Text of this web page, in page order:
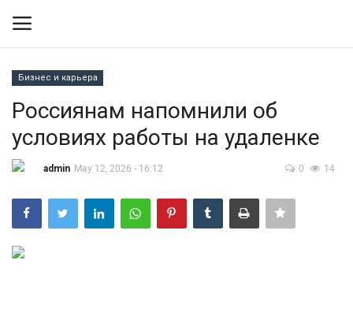
Контакты
Политика
Экономика
Бизнес и карьера
Россиянам напомнили об
условиях работы на удаленке
admin May 12, 2026 - 16:12 0 14